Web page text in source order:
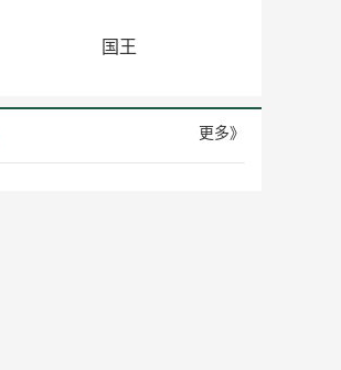
国王
更多》